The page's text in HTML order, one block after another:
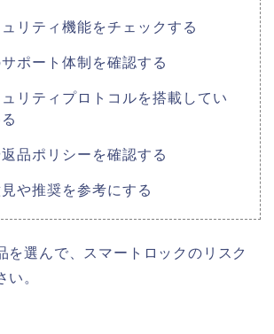
リティ機能をチェックする
ポート体制を確認する
リティプロトコルを搭載してい
品ポリシーを確認する
や推奨を参考にする
を選んで、スマートロックのリスク
い。